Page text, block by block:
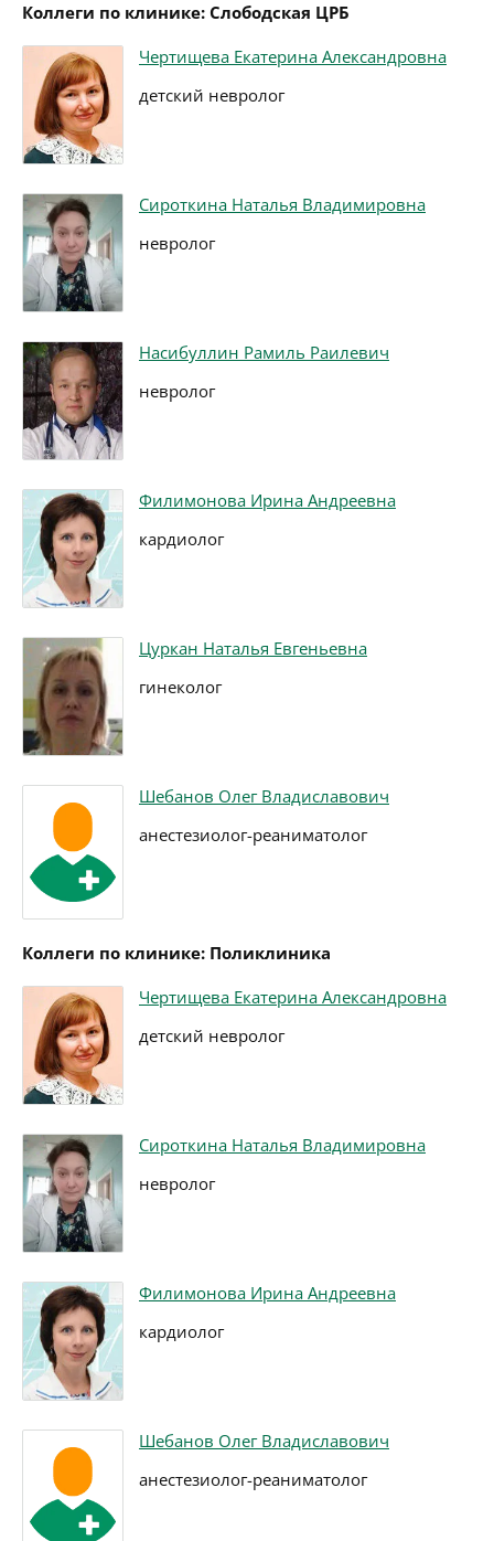
Коллеги по клинике: Слободская ЦРБ
Чертищева Екатерина Александровна
детский невролог
Сироткина Наталья Владимировна
невролог
Насибуллин Рамиль Раилевич
невролог
Филимонова Ирина Андреевна
кардиолог
Цуркан Наталья Евгеньевна
гинеколог
Шебанов Олег Владиславович
анестезиолог-реаниматолог
Коллеги по клинике: Поликлиника
Чертищева Екатерина Александровна
детский невролог
Сироткина Наталья Владимировна
невролог
Филимонова Ирина Андреевна
кардиолог
Шебанов Олег Владиславович
анестезиолог-реаниматолог